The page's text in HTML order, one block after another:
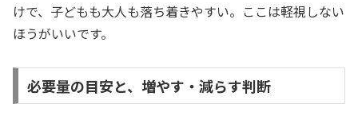
けで、子どもも大人も落ち着きやすい。ここは軽視しない
ほうがいいです。
必要量の目安と、増やす・減らす判断